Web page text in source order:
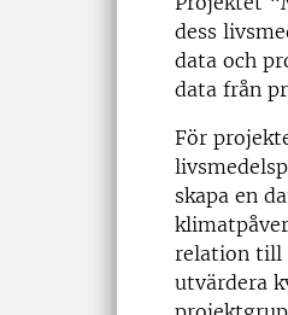
dess
data och
data från
För
skapa en
relation till
utvärdera